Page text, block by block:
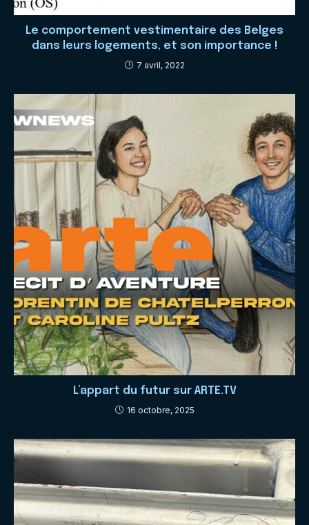
Le comportement vestimentaire des Belges
dans leurs logements, et son importance !
7 avril, 2022
L’appart du futur sur ARTE.TV
16 octobre, 2025